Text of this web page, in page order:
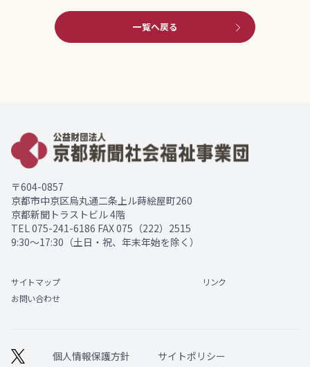
一覧へ戻る
〒604-0857
京都市中京区烏丸通二条上ル蒔絵屋町260
京都新聞トラストビル 4階
TEL 075-241-6186 FAX 075（222）2515
9:30～17:30（土日・祝、年末年始を除く）
サイトマップ
リンク
お問い合わせ
個人情報保護方針 サイトポリシー